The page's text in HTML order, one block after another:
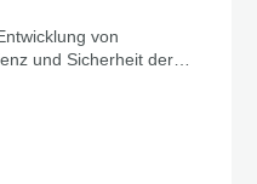
von
und Sicherheit der